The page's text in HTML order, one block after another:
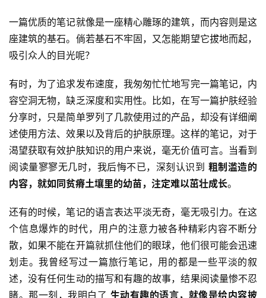
一篇优质的笔记就像是一座精心雕琢的建筑，而内容则是这
座建筑的基石。倘若基石不牢固，又怎能期望它拔地而起，
吸引众人的目光呢？
有时，为了追求发布速度，我匆匆忙忙地写完一篇笔记，内
容空洞无物，缺乏深度和实用性。比如，在写一篇护肤经验
分享时，只是简单罗列了几款使用过的产品，却没有详细阐
述使用方法、效果以及背后的护肤原理。这样的笔记，对于
渴望获取有效护肤知识的用户来说，毫无价值可言。当看到
阅读量寥寥无几时，我后悔不已，深刻认识到 粗制滥造的
内容，就如同贫瘠土壤里的幼苗，注定难以茁壮成长。
还有的时候，笔记的语言表达平淡无奇，毫无吸引力。在这
个信息爆炸的时代，用户的注意力被各种精彩内容不断分
散，如果不能在开篇就抓住他们的眼球，他们很可能会迅速
划走。我曾经写过一篇旅行笔记，用的都是一些平淡的叙
述，没有任何生动的描写和有趣的故事，结果阅读量惨不忍
睹。那一刻，我明白了 生动有趣的语言，就像是给内容披